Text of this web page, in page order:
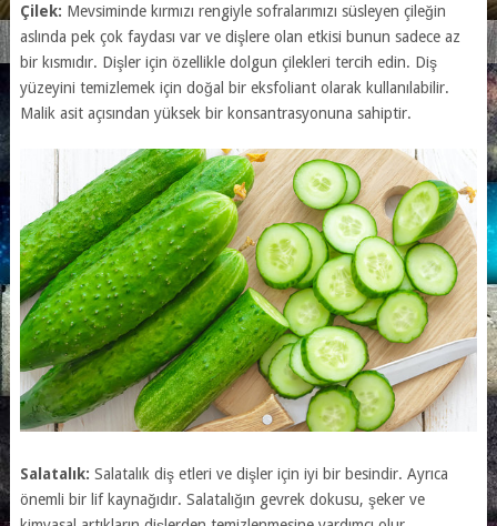
Çilek: Mevsiminde kırmızı rengiyle sofralarımızı süsleyen çileğin
aslında pek çok faydası var ve dişlere olan etkisi bunun sadece az
bir kısmıdır. Dişler için özellikle dolgun çilekleri tercih edin. Diş
yüzeyini temizlemek için doğal bir eksfoliant olarak kullanılabilir.
Malik asit açısından yüksek bir konsantrasyonuna sahiptir.
Salatalık: Salatalık diş etleri ve dişler için iyi bir besindir. Ayrıca
önemli bir lif kaynağıdır. Salatalığın gevrek dokusu, şeker ve